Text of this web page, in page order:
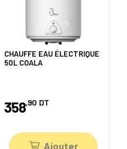
CHAUFFE EAU ÉLECTRIQUE
50L COALA
358,90 DT
Ajouter